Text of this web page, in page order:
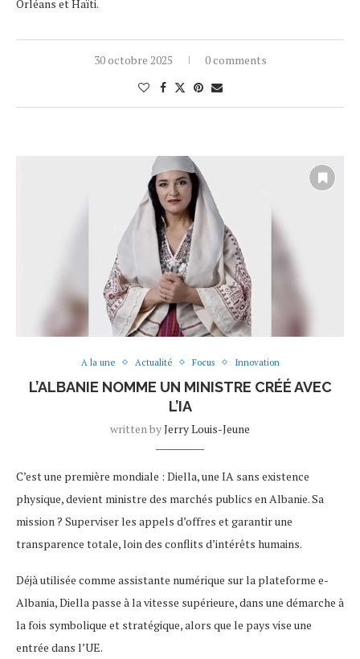
Orléans et Haïti.
30 octobre 2025 0 comments
A la une Actualité Focus Innovation
L’ALBANIE NOMME UN MINISTRE CRÉÉ AVEC
L’IA
written byJerry Louis-Jeune
C’est une première mondiale : Diella, une IA sans existence
physique, devient ministre des marchés publics en Albanie. Sa
mission ? Superviser les appels d’offres et garantir une
transparence totale, loin des conflits d’intérêts humains.
Déjà utilisée comme assistante numérique sur la plateforme e-
Albania, Diella passe à la vitesse supérieure, dans une démarche à
la fois symbolique et stratégique, alors que le pays vise une
entrée dans l’UE.